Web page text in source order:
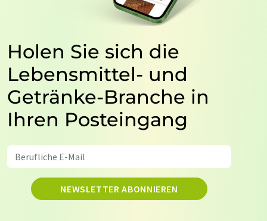
Holen Sie sich die
Lebensmittel- und
Getränke-Branche in
Ihren Posteingang
NEWSLETTER ABONNIEREN